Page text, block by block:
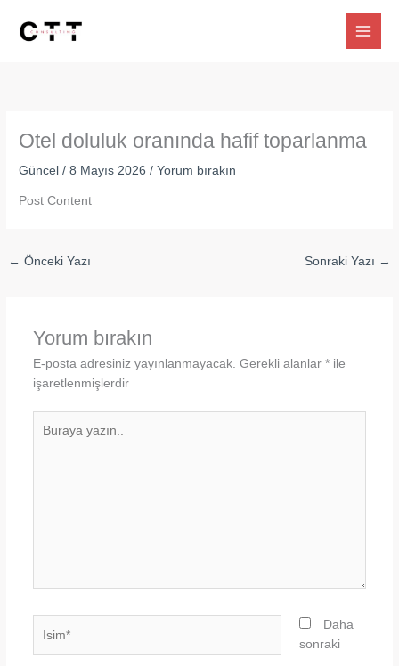
Otel doluluk oranında hafif toparlanma
Güncel /8 Mayıs 2026/Yorum bırakın
Post Content
← Önceki Yazı Sonraki Yazı →
Yorum bırakın
E-posta adresiniz yayınlanmayacak. Gerekli alanlar *ile
işaretlenmişlerdir
Daha
sonraki